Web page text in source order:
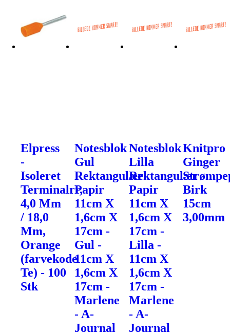
Elpress
-
Isoleret
Terminalrr,
4,0 Mm
/ 18,0
Mm,
Orange
(farvekode
Te) - 100
Stk
Notesblok
Gul
Rektangulær
Papir
11cm X
1,6cm X
17cm -
Gul -
11cm X
1,6cm X
17cm -
Marlene
- A-
Journal
Notesblok
Lilla
Rektangulær
Papir
11cm X
1,6cm X
17cm -
Lilla -
11cm X
1,6cm X
17cm -
Marlene
- A-
Journal
Knitpro
Ginger
Birk
15cm
3,00mm